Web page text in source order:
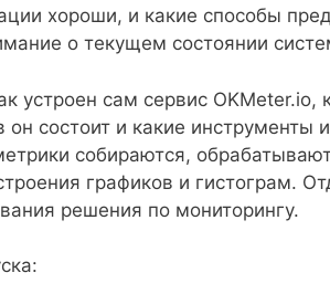
хороши, и какие способы
о текущем состоянии
устроен сам сервис OKMeter.io,
он состоит и какие инструменты
собираются,
графиков и гистограм.
решения по мониторингу.